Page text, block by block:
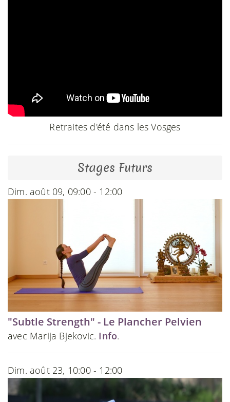
Retraites d'été dans les Vosges
Stages Futurs
Dim. août 09, 09:00 - 12:00
"Subtle Strength" - Le Plancher Pelvien
avec Marija Bjekovic. Info.
Dim. août 23, 10:00 - 12:00